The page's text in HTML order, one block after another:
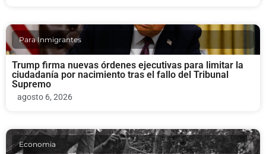
Para Inmigrantes
Trump firma nuevas órdenes ejecutivas para limitar la
ciudadanía por nacimiento tras el fallo del Tribunal
Supremo
agosto 6, 2026
Economia